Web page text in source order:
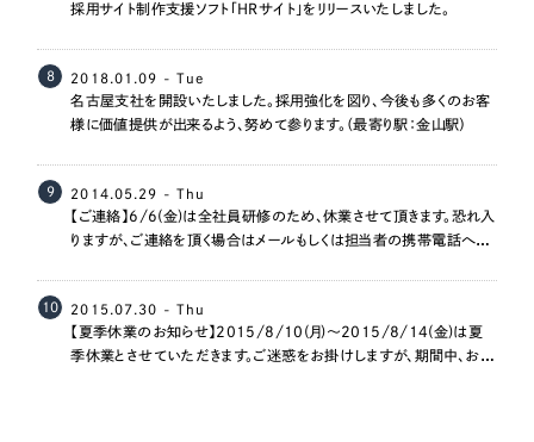
採用サイト制作支援ソフト「HRサイト」をリリースいたしました。
8 2018.01.09 - Tue
名古屋支社を開設いたしました。採用強化を図り、今後も多くのお客
様に価値提供が出来るよう、努めて参ります。（最寄り駅：金山駅）
9 2014.05.29 - Thu
【ご連絡】6/6(金)は全社員研修のため、休業させて頂きます。恐れ入
りますが、ご連絡を頂く場合はメールもしくは担当者の携帯電話への
10 2015.07.30 - Thu
【夏季休業のお知らせ】2015/8/10(月)～2015/8/14(金)は夏
季休業とさせていただきます。ご迷惑をお掛けしますが、期間中、お急